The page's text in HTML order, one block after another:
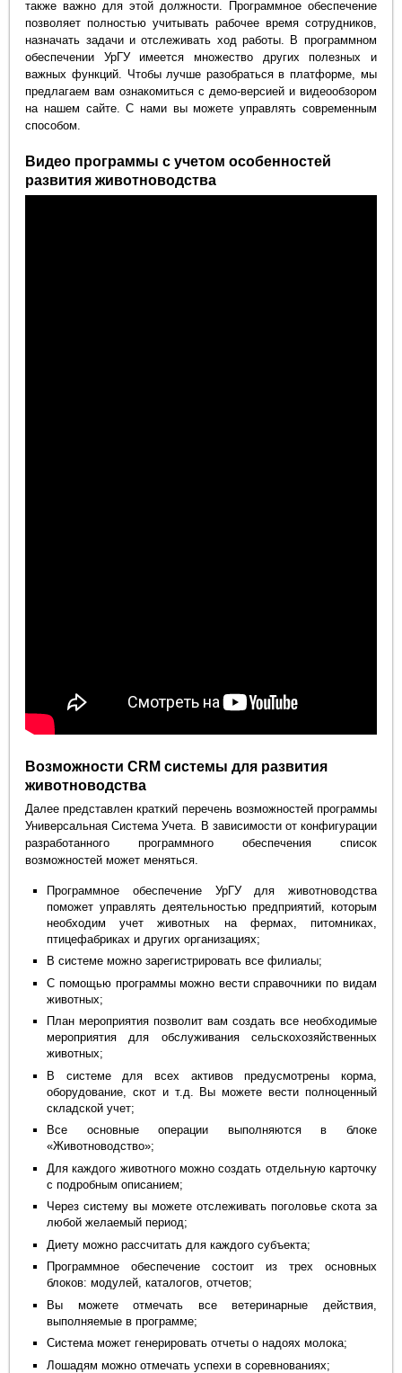
также важно для этой должности. Программное обеспечение
позволяет полностью учитывать рабочее время сотрудников,
назначать задачи и отслеживать ход работы. В программном
обеспечении УрГУ имеется множество других полезных и
важных функций. Чтобы лучше разобраться в платформе, мы
предлагаем вам ознакомиться с демо-версией и видеообзором
на нашем сайте. С нами вы можете управлять современным
способом.
Видео программы с учетом особенностей
развития животноводства
Возможности CRM системы для развития
животноводства
Далее представлен краткий перечень возможностей программы
Универсальная Система Учета. В зависимости от конфигурации
разработанного программного обеспечения список
возможностей может меняться.
Программное обеспечение УрГУ для животноводства
поможет управлять деятельностью предприятий, которым
необходим учет животных на фермах, питомниках,
птицефабриках и других организациях;
В системе можно зарегистрировать все филиалы;
С помощью программы можно вести справочники по видам
животных;
План мероприятия позволит вам создать все необходимые
мероприятия для обслуживания сельскохозяйственных
животных;
В системе для всех активов предусмотрены корма,
оборудование, скот и т.д. Вы можете вести полноценный
складской учет;
Все основные операции выполняются в блоке
«Животноводство»;
Для каждого животного можно создать отдельную карточку
с подробным описанием;
Через систему вы можете отслеживать поголовье скота за
любой желаемый период;
Диету можно рассчитать для каждого субъекта;
Программное обеспечение состоит из трех основных
блоков: модулей, каталогов, отчетов;
Вы можете отмечать все ветеринарные действия,
выполняемые в программе;
Система может генерировать отчеты о надоях молока;
Лошадям можно отмечать успехи в соревнованиях;